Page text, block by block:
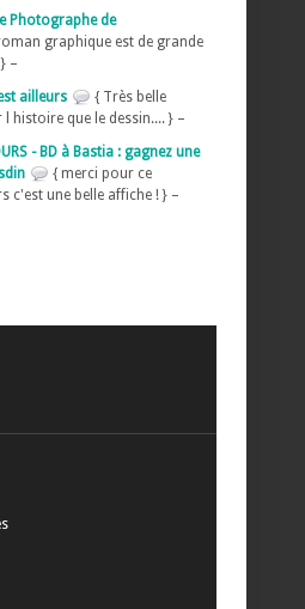
Photographe de
graphique est de grande
–
ailleurs
{ Très belle
histoire que le dessin.... } –
- BD à Bastia : gagnez une
{ merci pour ce
c'est une belle affiche ! } –